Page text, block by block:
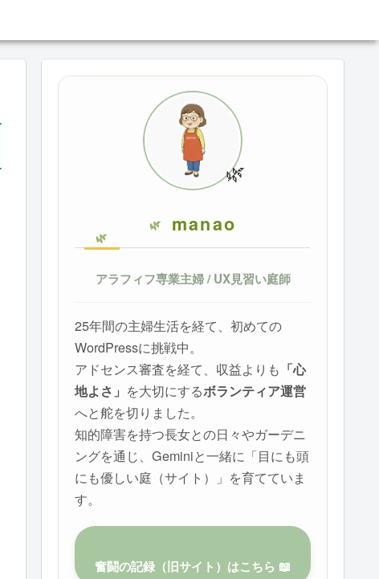
🌿
manao
アラフィフ専業主婦 / UX見習い庭師
25年間の主婦生活を経て、初めての
WordPressに挑戦中。
アドセンス審査を経て、収益よりも 「心
地よさ」 を大切にするボランティア運営
へと舵を切りました。
知的障害を持つ長女との日々やガーデニ
ングを通じ、Geminiと一緒に「目にも頭
にも優しい庭（サイト）」を育てていま
す。
奮闘の記録（旧サイト）はこちら 📖